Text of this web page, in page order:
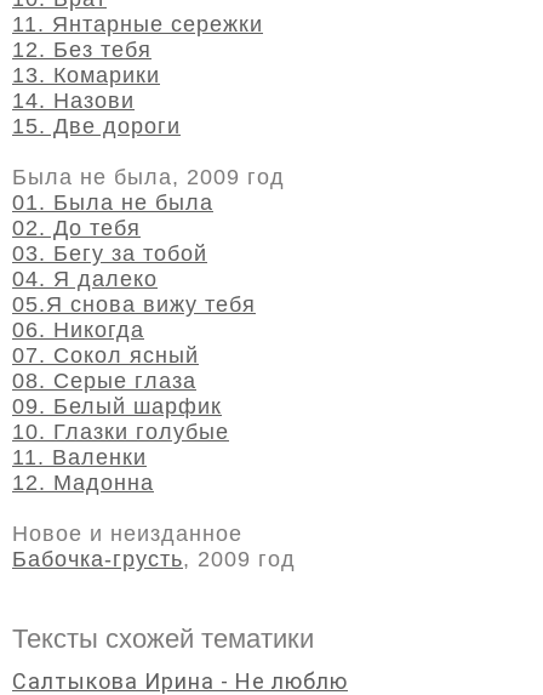
11. Янтарные сережки
12. Без тебя
13. Комарики
14. Назови
15. Две дороги
Была не была, 2009 год
01. Была не была
02. До тебя
03. Бегу за тобой
04. Я далеко
05.Я снова вижу тебя
06. Никогда
07. Сокол ясный
08. Серые глаза
09. Белый шарфик
10. Глазки голубые
11. Валенки
12. Мадонна
Новое и неизданное
Бабочка-грусть, 2009 год
Тексты схожей тематики
Салтыкова Ирина - Не люблю